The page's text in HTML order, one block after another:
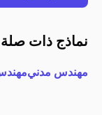
نماذج ذات صلة
مهندس مدني